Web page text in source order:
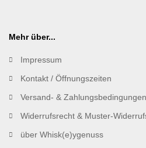
Mehr über...
Impressum
Kontakt / Öffnungszeiten
Versand- & Zahlungsbedingungen
Widerrufsrecht & Muster-
über Whisk(e)ygenuss